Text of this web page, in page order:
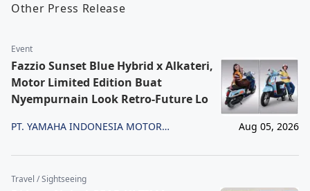
Other Press Release
Event
Fazzio Sunset Blue Hybrid x Alkateri,
Motor Limited Edition Buat
Nyempurnain Look Retro-Future Lo
PT. YAMAHA INDONESIA MOTOR
Aug 05, 2026
Travel / Sightseeing